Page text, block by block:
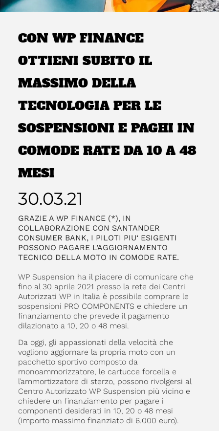
CON WP FINANCE
OTTIENI SUBITO IL
MASSIMO DELLA
TECNOLOGIA PER LE
SOSPENSIONI E PAGHI IN
COMODE RATE DA 10 A 48
MESI
30.03.21
GRAZIE A WP FINANCE (*), IN
COLLABORAZIONE CON SANTANDER
CONSUMER BANK, I PILOTI PIU‘ ESIGENTI
POSSONO PAGARE L’AGGIORNAMENTO
TECNICO DELLA MOTO IN COMODE RATE.
WP Suspension ha il piacere di comunicare che
fino al 30 aprile 2021 presso la rete dei Centri
Autorizzati WP in Italia è possibile comprare le
sospensioni PRO COMPONENTS e chiedere un
finanziamento che prevede il pagamento
dilazionato a 10, 20 o 48 mesi.
Da oggi, gli appassionati della velocità che
vogliono aggiornare la propria moto con un
pacchetto sportivo composto da
monoammorizzatore, le cartucce forcella e
l’ammortizzatore di sterzo, possono rivolgersi al
Centro Autorizzato WP Suspension più vicino e
chiedere un finanziamento per pagare i
componenti desiderati in 10, 20 o 48 mesi
(importo massimo finanziato di 6.000 euro).